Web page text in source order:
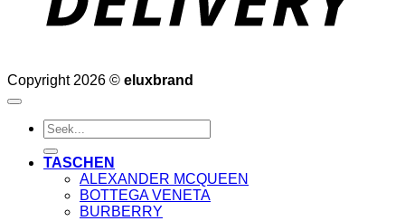
Copyright 2026 © eluxbrand
Suche
nach:
TASCHEN
ALEXANDER MCQUEEN
BOTTEGA VENETA
BURBERRY